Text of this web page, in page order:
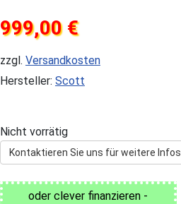
999,00 €
zzgl. Versandkosten
Hersteller: Scott
Nicht vorrätig
Kontaktieren Sie uns für weitere Infos
oder clever finanzieren -